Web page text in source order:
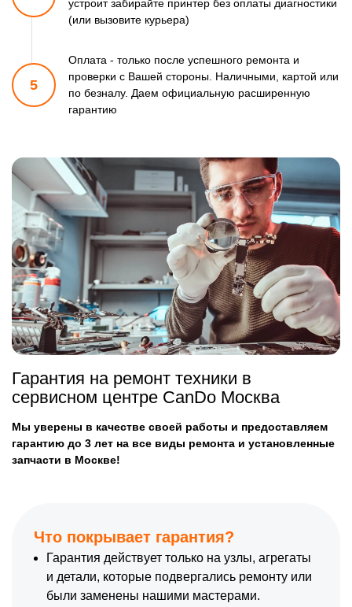
устроит забирайте принтер без оплаты диагностики
(или вызовите курьера)
5
Оплата - только после успешного ремонта и
проверки с Вашей стороны. Наличными, картой или
по безналу. Даем официальную расширенную
гарантию
Гарантия на ремонт техники в
сервисном центре CanDo Москва
Мы уверены в качестве своей работы и предоставляем
гарантию до 3 лет на все виды ремонта и установленные
запчасти в Москве!
Что покрывает гарантия?
Гарантия действует только на узлы, агрегаты
и детали, которые подвергались ремонту или
были заменены нашими мастерами.